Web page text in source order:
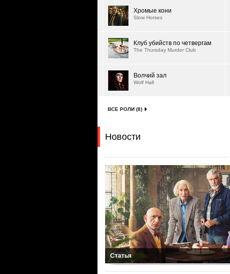
Хромые кони
Slow Horses
Клуб убийств по четвергам
The Thursday Murder Club
Волчий зал
Wolf Hall
ВСЕ РОЛИ (8)
Новости
Статья